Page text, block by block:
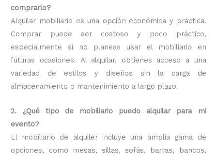
comprarlo?
Alquilar mobiliario es una opción económica y práctica.
Comprar puede ser costoso y poco práctico,
especialmente si no planeas usar el mobiliario en
futuras ocasiones. Al alquilar, obtienes acceso a una
variedad de estilos y diseños sin la carga de
almacenamiento o mantenimiento a largo plazo.
2. ¿Qué tipo de mobiliario puedo alquilar para mi
evento?
El mobiliario de alquiler incluye una amplia gama de
opciones, como mesas, sillas, sofás, barras, bancos,